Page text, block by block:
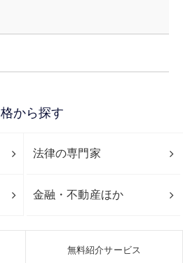
から探す
法律の専門家
金融・不動産ほか
無料紹介サービス